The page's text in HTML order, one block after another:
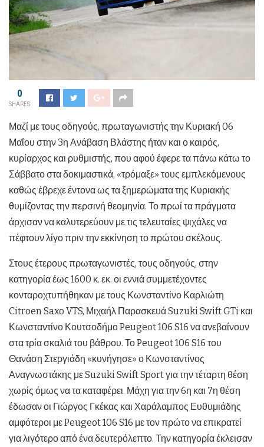
0
SHARES
Μαζί με τους οδηγούς, πρωταγωνιστής την Κυριακή 06
Μαΐου στην 3η Ανάβαση Βλάστης ήταν και ο καιρός,
κυρίαρχος και ρυθμιστής, που αφού έφερε τα πάνω κάτω το
Σάββατο στα δοκιμαστικά, «τρόμαξε» τους εμπλεκόμενους
καθώς έβρεχε έντονα ως τα ξημερώματα της Κυριακής
θυμίζοντας την περσινή θεομηνία. Το πρωί τα πράγματα
άρχισαν να καλυτερεύουν με τις τελευταίες ψιχάλες να
πέφτουν λίγο πριν την εκκίνηση το πρώτου σκέλους.
Στους έτερους πρωταγωνιστές, τους οδηγούς, στην
κατηγορία έως 1600 κ. εκ. οι εννιά συμμετέχοντες
κονταροχτυπήθηκαν με τους Κωνσταντίνο Καρλιώτη
Citroen Saxo VTS, Μιχαήλ Παρασκευά Suzuki Swift GTi και
Κωνσταντίνο Κουτσοδήμο Peugeot 106 S16 να ανεβαίνουν
στα τρία σκαλιά του βάθρου. Το Peugeot 106 S16 του
Θανάση Στεργιάδη «κυνήγησε» ο Κωνσταντίνος
Αναγνωστάκης με Suzuki Swift Sport για την τέταρτη θέση
χωρίς όμως να τα καταφέρει. Μάχη για την 6η και 7η θέση
έδωσαν οι Γιώργος Γκέκας και Χαράλαμπος Ευθυμιάδης
αμφότεροι με Peugeot 106 S16 με τον πρώτο να επικρατεί
για λιγότερο από ένα δευτερόλεπτο. Την κατηγορία έκλεισαν